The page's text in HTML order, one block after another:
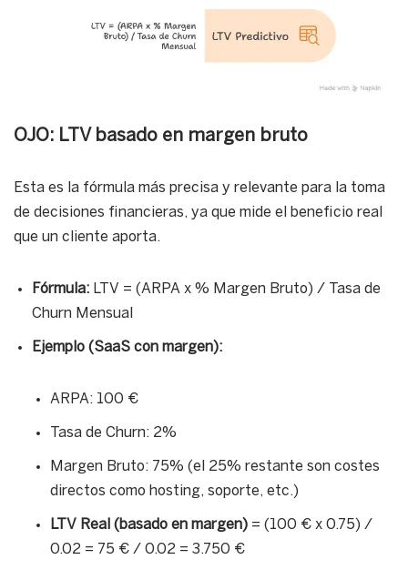
OJO: LTV basado en margen bruto
Esta es la fórmula más precisa y relevante para la toma
de decisiones financieras, ya que mide el beneficio real
que un cliente aporta.
Fórmula: LTV = (ARPA x % Margen Bruto) / Tasa de
Churn Mensual
Ejemplo (SaaS con margen):
ARPA: 100 €
Tasa de Churn: 2%
Margen Bruto: 75% (el 25% restante son costes
directos como hosting, soporte, etc.)
LTV Real (basado en margen) = (100 € x 0.75) /
0.02 = 75 € / 0.02 = 3.750 €